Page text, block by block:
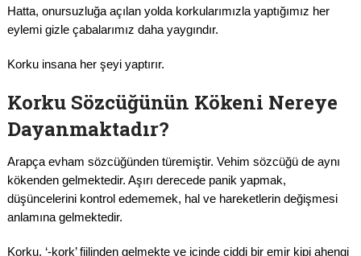
Hatta, onursuzluğa açılan yolda korkularımızla yaptığımız her
eylemi gizle çabalarımız daha yaygındır.
Korku insana her şeyi yaptırır.
Korku Sözcüğünün Kökeni Nereye
Dayanmaktadır?
Arapça evham sözcüğünden türemiştir. Vehim sözcüğü de aynı
kökenden gelmektedir. Aşırı derecede panik yapmak,
düşüncelerini kontrol edememek, hal ve hareketlerin değişmesi
anlamına gelmektedir.
Korku, ‘-kork’ fiilinden gelmekte ve içinde ciddi bir emir kipi ahengi